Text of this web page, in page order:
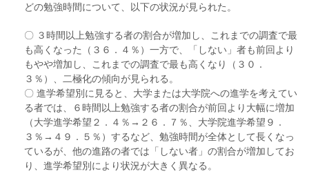
どの勉強時間について、以下の状況が見られた。
〇 ３時間以上勉強する者の割合が増加し、これまでの調査で最
も高くなった（３６．４％）一方で、「しない」者も前回より
もやや増加し、これまでの調査で最も高くなり（３０．
３％）、二極化の傾向が見られる。
〇 進学希望別に見ると、大学または大学院への進学を考えてい
る者では、６時間以上勉強する者の割合が前回より大幅に増加
（大学進学希望２．４％→２６．７％、大学院進学希望９．
３％→４９．５％）するなど、勉強時間が全体として長くなっ
ているが、他の進路の者では「しない者」の割合が増加してお
り、進学希望別により状況が大きく異なる。